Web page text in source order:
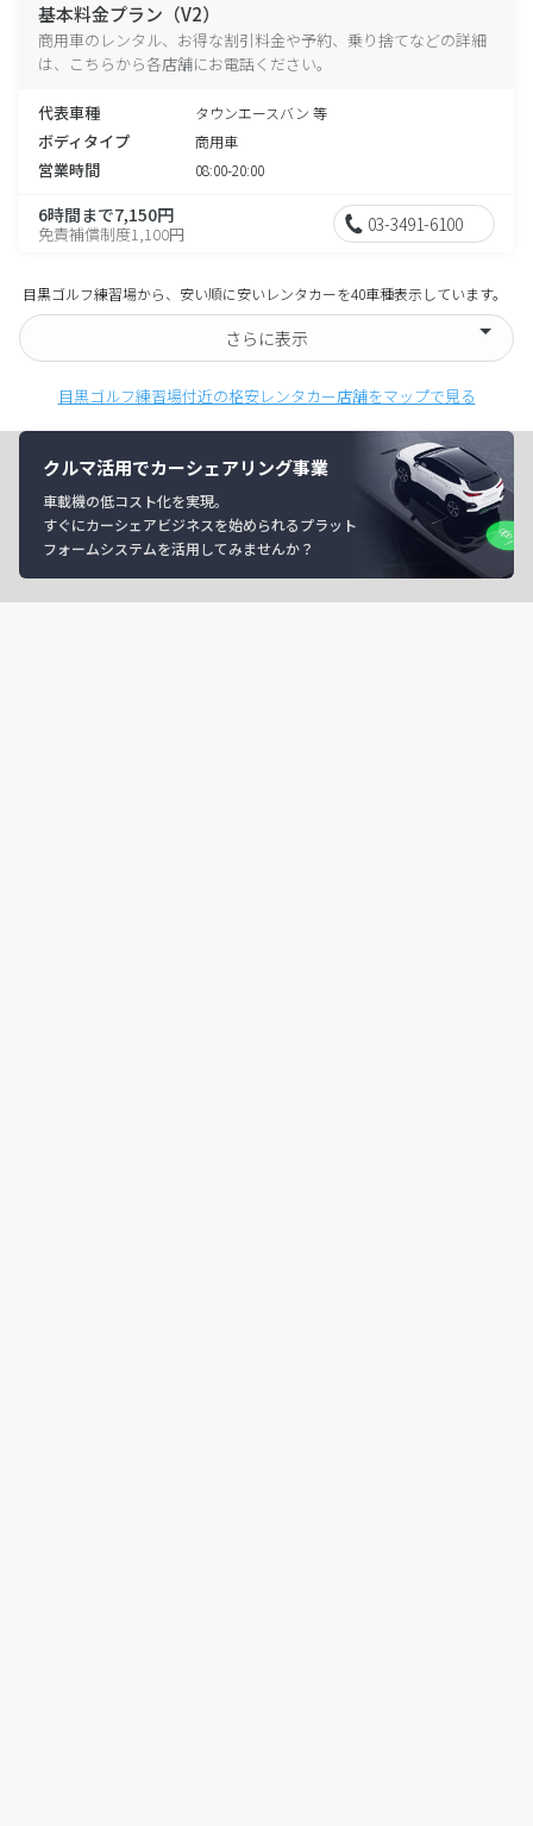
基本料金プラン（V2）
商用車のレンタル、お得な割引料金や予約、乗り捨てなどの詳細
は、こちらから各店舗にお電話ください。
代表車種 タウンエースバン 等
ボディタイプ 商用車
営業時間 08:00-20:00
6時間まで7,150円
免責補償制度1,100円 03-3491-6100
目黒ゴルフ練習場から、安い順に安いレンタカーを40車種表示しています。
さらに表示
目黒ゴルフ練習場付近の格安レンタカー店舗をマップで見る
クルマ活用でカーシェアリング事業
車載機の低コスト化を実現。
すぐにカーシェアビジネスを始められるプラット
フォームシステムを活用してみませんか？